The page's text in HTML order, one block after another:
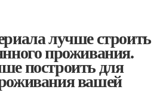
лучше строить
проживания.
построить для
вашей